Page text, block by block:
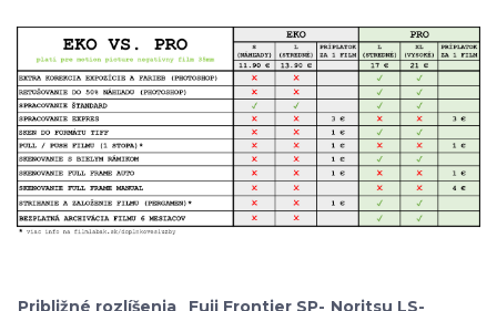
Približné rozlíšenia
Fuji Frontier SP- Noritsu LS-